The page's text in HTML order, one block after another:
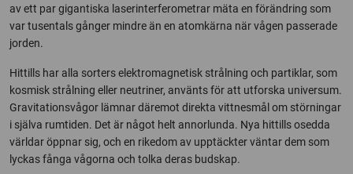
av ett par gigantiska laserinterferometrar mäta en förändring som
var tusentals gånger mindre än en atomkärna när vågen passerade
jorden.
Hittills har alla sorters elektromagnetisk strålning och partiklar, som
kosmisk strålning eller neutriner, använts för att utforska universum.
Gravitationsvågor lämnar däremot direkta vittnesmål om störningar
i själva rumtiden. Det är något helt annorlunda. Nya hittills osedda
världar öppnar sig, och en rikedom av upptäckter väntar dem som
lyckas fånga vågorna och tolka deras budskap.